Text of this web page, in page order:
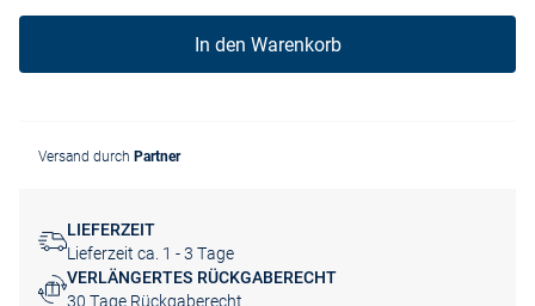
In den Warenkorb
Versand durch Partner
LIEFERZEIT
Lieferzeit ca. 1 - 3 Tage
VERLÄNGERTES RÜCKGABERECHT
30 Tage Rückgaberecht